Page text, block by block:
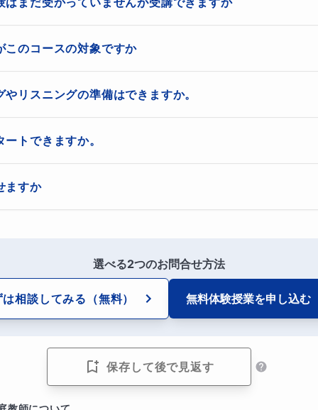
イリンガル英語講師と「英検ニ次試験
ご一緒に英検合格に向け準備しましょう
ーー
。
力全般を図るテストですので、英語全般に興味のある方や、まだ
です。一次試験合格後すぐ二次試験が実施されますので、でき
掛かられることをお勧めします
このコースの対象ですか
生、社会人、英検面接の準備をしたい方はどなたでも受講できま
やリスニングの準備はできますか。
ーキング、面接、2次試験準備に特化したものですが、リーディ
れば、そちらのコースもご用意しています
トできますか。
えください。受講の頻度もご希望をお伝えください。
ますか
選べる2つのお問合せ方法
は相談してみる （無料） 無料体験授業を申し込む
保存して後で見返す